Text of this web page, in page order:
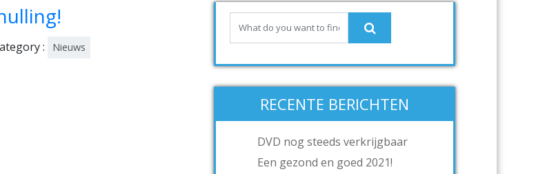
: Nieuws
RECENTE BERICHTEN
DVD nog steeds verkrijgbaar
Een gezond en goed 2021!